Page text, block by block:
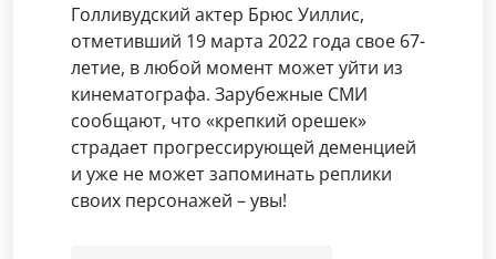
Голливудский актер Брюс Уиллис,
отметивший 19 марта 2022 года свое 67-
летие, в любой момент может уйти из
кинематографа. Зарубежные СМИ
сообщают, что «крепкий орешек»
страдает прогрессирующей деменцией
и уже не может запоминать реплики
своих персонажей – увы!